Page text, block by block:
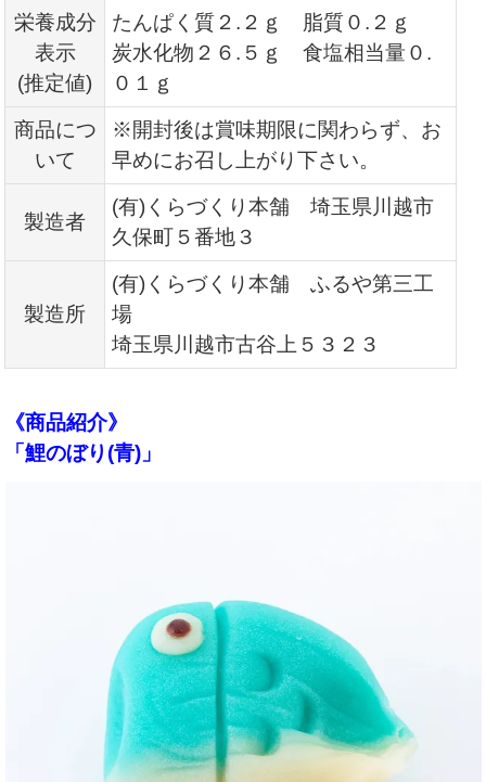
栄養成分
表示
(推定値)
たんぱく質２.２ｇ 脂質０.２ｇ
炭水化物２６.５ｇ 食塩相当量０.
０１ｇ
商品につ
いて
※開封後は賞味期限に関わらず、お
早めにお召し上がり下さい。
製造者
(有)くらづくり本舗 埼玉県川越市
久保町５番地３
製造所
(有)くらづくり本舗 ふるや第三工
場
埼玉県川越市古谷上５３２３
《商品紹介》
「鯉のぼり(青)」